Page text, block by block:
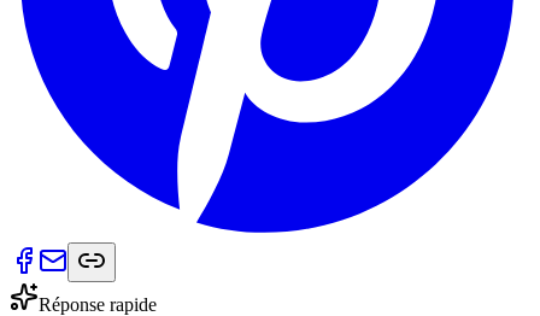
Réponse rapide